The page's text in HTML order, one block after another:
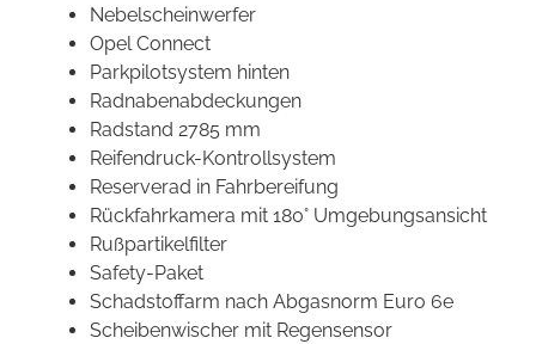
Nebelscheinwerfer
Opel Connect
Parkpilotsystem hinten
Radnabenabdeckungen
Radstand 2785 mm
Reifendruck-Kontrollsystem
Reserverad in Fahrbereifung
Rückfahrkamera mit 180° Umgebungsansicht
Rußpartikelfilter
Safety-Paket
Schadstoffarm nach Abgasnorm Euro 6e
Scheibenwischer mit Regensensor